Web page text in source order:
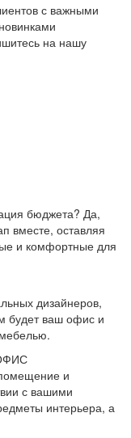
с важными
на нашу
бюджета? Да,
вместе, оставляя
и комфортные для
дизайнеров,
будет ваш офис и
и
с вашими
интерьера, а